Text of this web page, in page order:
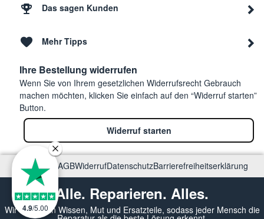
Das sagen Kunden
Mehr Tipps
Ihre Bestellung widerrufen
Wenn Sie von Ihrem gesetzlichen Widerrufsrecht Gebrauch
machen möchten, klicken Sie einfach auf den “Widerruf starten”
Button.
Widerruf starten
ImpressumAGBWiderrufDatenschutzBarrierefreiheitserklärung
Alle. Reparieren. Alles.
Wir vermitteln Wissen, Mut und Ersatzteile, sodass jeder Mensch die
4.9/5.00